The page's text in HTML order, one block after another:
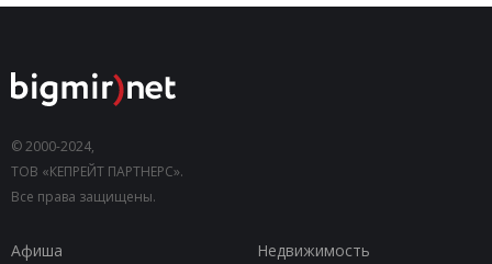
© 2000-2024,
ТОВ «КЕПРЕЙТ ПАРТНЕРС».
Все права защищены.
Афиша
Недвижимость